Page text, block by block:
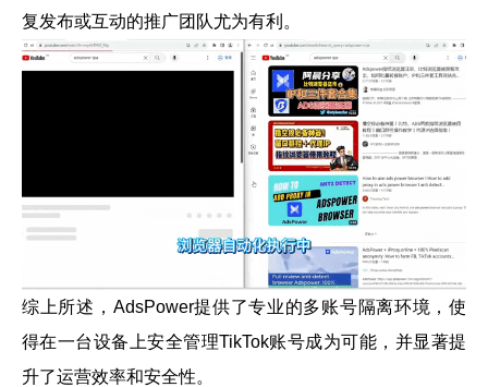
复发布或互动的推广团队尤为有利。
综上所述，AdsPower提供了专业的多账号隔离环境，使
得在一台设备上安全管理TikTok账号成为可能，并显著提
升了运营效率和安全性。